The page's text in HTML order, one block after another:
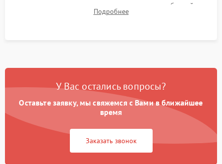
корректности слива, отсутствия излишних вибраций,
посторонних стуков и протечек под корпусом.
Подробнее
У Вас остались вопросы?
Оставьте заявку, мы свяжемся с Вами в ближайшее
время
Заказать звонок